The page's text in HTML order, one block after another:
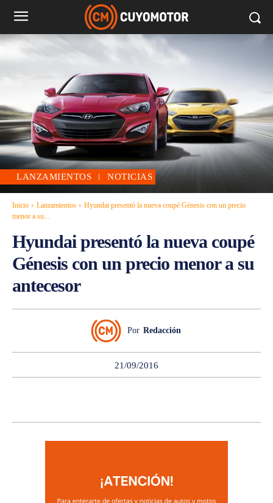
LANZAMIENTOS NOTICIAS
Inicio Lanzamientos
Hyundai presentó la nueva coupé Génesis con un precio
menor a su...
Hyundai presentó la nueva coupé
Génesis con un precio menor a su
antecesor
Por Redacción
21/09/2016